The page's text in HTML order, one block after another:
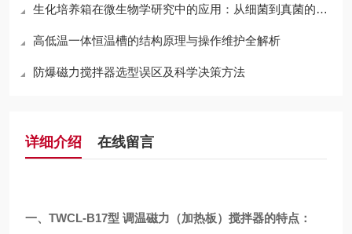
生化培养箱在微生物学研究中的应用：从细菌到真菌的培养
高低温一体恒温槽的结构原理与操作维护全解析
防爆磁力搅拌器选型误区及科学决策方法
详细介绍 在线留言
一、 TWCL-B17型 调温磁力（加热板）搅拌器的特点 ：